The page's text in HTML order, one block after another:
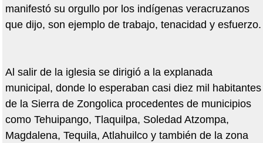
manifestó su orgullo por los indígenas veracruzanos
que dijo, son ejemplo de trabajo, tenacidad y esfuerzo.
Al salir de la iglesia se dirigió a la explanada
municipal, donde lo esperaban casi diez mil habitantes
de la Sierra de Zongolica procedentes de municipios
como Tehuipango, Tlaquilpa, Soledad Atzompa,
Magdalena, Tequila, Atlahuilco y también de la zona